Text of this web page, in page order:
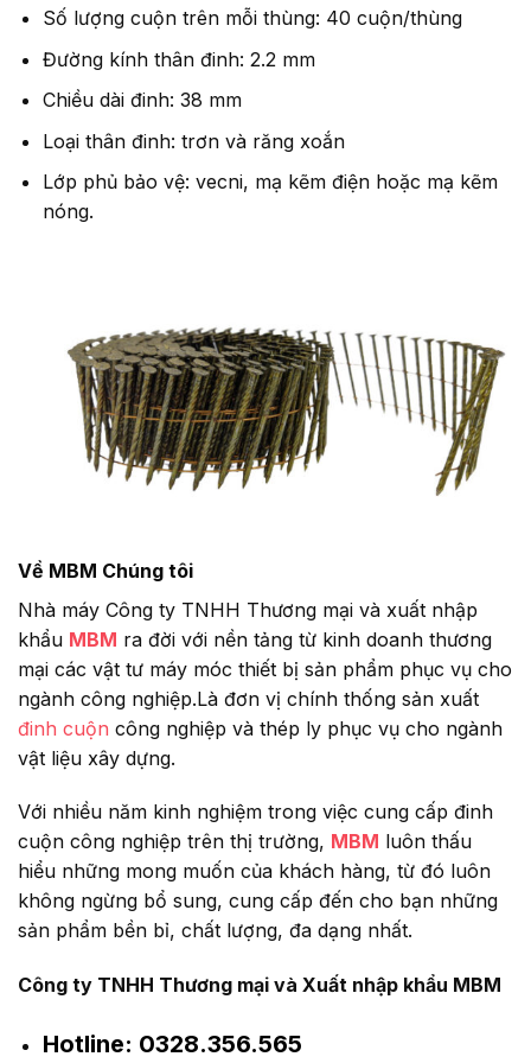
Số lượng cuộn trên mỗi thùng: 40 cuộn/thùng
Đường kính thân đinh: 2.2 mm
Chiều dài đinh: 38 mm
Loại thân đinh: trơn và răng xoắn
Lớp phủ bảo vệ: vecni, mạ kẽm điện hoặc mạ kẽm
nóng.
Về MBM Chúng tôi
Nhà máy Công ty TNHH Thương mại và xuất nhập
khẩu MBM ra đời với nền tảng từ kinh doanh thương
mại các vật tư máy móc thiết bị sản phẩm phục vụ cho
ngành công nghiệp.Là đơn vị chính thống sản xuất
đinh cuộn công nghiệp và thép ly phục vụ cho ngành
vật liệu xây dựng.
Với nhiều năm kinh nghiệm trong việc cung cấp đinh
cuộn công nghiệp trên thị trường, MBM luôn thấu
hiểu những mong muốn của khách hàng, từ đó luôn
không ngừng bổ sung, cung cấp đến cho bạn những
sản phẩm bền bỉ, chất lượng, đa dạng nhất.
Công ty TNHH Thương mại và Xuất nhập khẩu MBM
Hotline: 0328.356.565